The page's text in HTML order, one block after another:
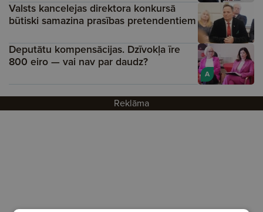
Valsts kancelejas direktora konkursā
būtiski samazina prasības pretendentiem
A
Deputātu kompensācijas. Dzīvokļa īre
800 eiro — vai nav par daudz?
Reklāma